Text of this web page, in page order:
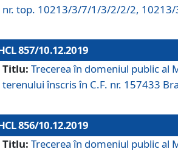
nr. top. 10213/3/7/1/3/2/2/2,
857/10.12.2019
Titlu: Trecerea în domeniul public al
terenului înscris în C.F. nr. 157433
856/10.12.2019
Titlu: Trecerea în domeniul public al